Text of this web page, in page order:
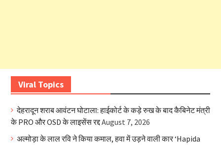
Viral Topics
देहरादून शराब आवंटन घोटाला: हाईकोर्ट के कड़े रुख के बाद कैबिनेट मंत्री
के PRO और OSD के लाइसेंस रद्दAugust 7, 2026
अल्मोड़ा के लाल रवि ने किया कमाल, हवा में उड़ने वाली कार ‘Hapida